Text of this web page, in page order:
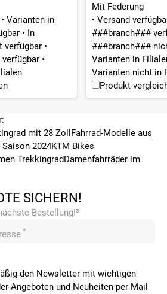
• Varianten in
• In
verfügbar •
•
Mit Federung
• Versand
###branch###
###branch###
Varianten in
Varianten nicht in
Produkt
mit 28 Zoll Fahrrad-Modelle aus
2024KTM Bikes
TrekkingradDamenfahrräder im
SICHERN!
Bestellung!³
*
den Newsletter mit wichtigen
Angeboten und Neuheiten per Mail